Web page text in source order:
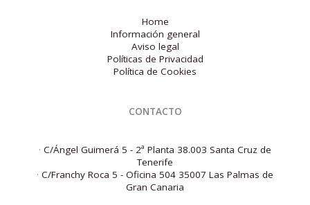
Home
Información general
Aviso legal
Políticas de Privacidad
Política de Cookies
CONTACTO
· C/Ángel Guimerá 5 - 2ª Planta 38.003 Santa Cruz de
Tenerife
· C/Franchy Roca 5 - Oficina 504 35007 Las Palmas de
Gran Canaria